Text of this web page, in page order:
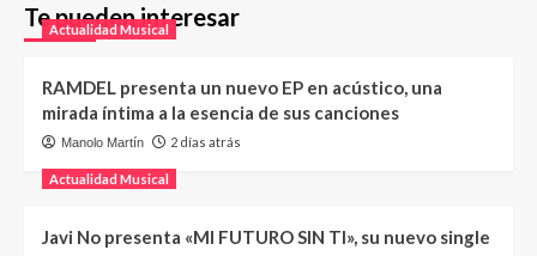
Te pueden interesar
Actualidad Musical
RAMDEL presenta un nuevo EP en acústico, una
mirada íntima a la esencia de sus canciones
Manolo Martín 2 días atrás
Actualidad Musical
Javi No presenta «MI FUTURO SIN TI», su nuevo single